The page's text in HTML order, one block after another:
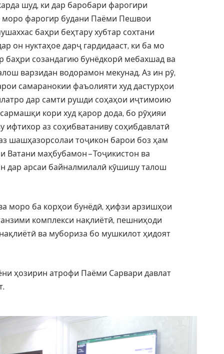
шуд, ки дар баробари фарогири
моро фарогир будани Паёми Пешвои
баҳри беҳтару хубтар сохтани
он нуктаҳое дарҷ гардидааст, ки ба мо
баҳри созандагию бунёдкорӣ мебахшад ва
варзидан водорамон мекунад. Аз ин рӯ,
самаранокии фаъолияти худ дастурҳои
дар самти рушди соҳаҳои иҷтимоию
кори худ қарор дода, бо рӯҳияи
ифтихор аз соҳибватаниву соҳибдавлатӣ
шашҳазорсолаи тоҷикон барои боз ҳам
Ватани маҳбубамон – Тоҷикистон ва
дар арсаи байналмилалӣ кӯшишу талош
ба корҳои бунёдӣ, ҳифзи арзишҳои
комплекси нақлиётӣ, пешниҳоди
ва мубориза бо мушкилот ҳидоят
атрофи Паёми Сарвари давлат